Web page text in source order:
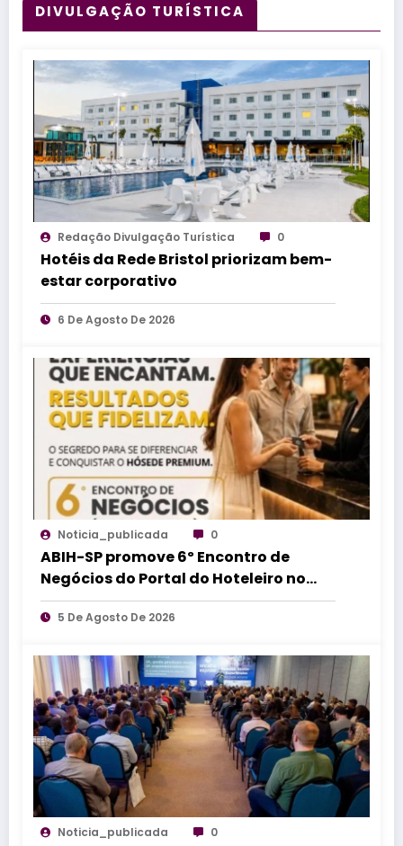
DIVULGAÇÃO TURÍSTICA
Redação Divulgação Turística 0
Hotéis da Rede Bristol priorizam bem-
estar corporativo
6 De Agosto De 2026
Noticia_publicada 0
ABIH-SP promove 6º Encontro de
Negócios do Portal do Hoteleiro no
Guarujá
5 De Agosto De 2026
Noticia_publicada 0